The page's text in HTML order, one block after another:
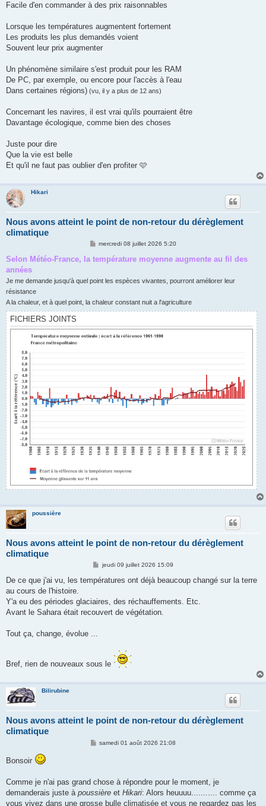
Facile d'en commander à des prix raisonnables
Lorsque les températures augmentent fortement
Les produits les plus demandés voient
Souvent leur prix augmenter
Un phénomène similaire s'est produit pour les RAM
De PC, par exemple, ou encore pour l'accès à l'eau
Dans certaines régions) (vu, il y a plus de 12 ans)
Concernant les navires, il est vrai qu'ils pourraient être
Davantage écologique, comme bien des choses
Juste pour dire
Que la vie est belle
Et qu'il ne faut pas oublier d'en profiter 🩷
Hikari
Nous avons atteint le point de non-retour du dérèglement
climatique
M
s
g
mercredi 08 juillet 2026 5:20
Selon Météo-France, la température moyenne augmente au fil des
années
Je me demande jusqu'à quel point les espèces vivantes, pourront améliorer leur
résistance
A la chaleur, et à quel point, la chaleur constant nuit a l'agriculture
FICHIERS JOINTS
poussière
Nous avons atteint le point de non-retour du dérèglement
climatique
M
s
g
jeudi 09 juillet 2026 15:09
De ce que j'ai vu, les températures ont déjà beaucoup changé sur la terre
au cours de l'histoire.
Y'a eu des périodes glaciaires, des réchauffements. Etc.
Avant le Sahara était recouvert de végétation.
Tout ça, change, évolue ...
Bref, rien de nouveaux sous le
Bilirubine
Nous avons atteint le point de non-retour du dérèglement
climatique
M
g
e
samedi 01 août 2026 21:08
Bonsoir
Comme je n'ai pas grand chose à répondre pour le moment, je
demanderais juste à poussière et Hikari: Alors heuuuu........... comme ça
vous vivez dans une grosse bulle climatisée et vous ne regardez pas les